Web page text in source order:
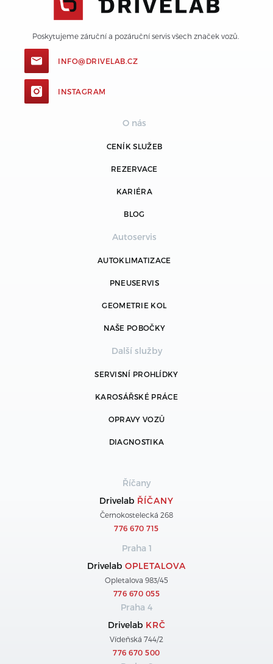
Poskytujeme záruční a pozáruční servis všech značek vozů.
INFO@DRIVELAB.CZ
INSTAGRAM
O nás
CENÍK SLUŽEB
REZERVACE
KARIÉRA
BLOG
Autoservis
AUTOKLIMATIZACE
PNEUSERVIS
GEOMETRIE KOL
NAŠE POBOČKY
Další služby
SERVISNÍ PROHLÍDKY
KAROSÁŘSKÉ PRÁCE
OPRAVY VOZŮ
DIAGNOSTIKA
Říčany
Drivelab ŘÍČANY
Černokostelecká 268
776 670 715
Praha 1
Drivelab OPLETALOVA
Opletalova 983/45
776 670 055
Praha 4
Drivelab KRČ
Vídeňská 744/2
776 670 500